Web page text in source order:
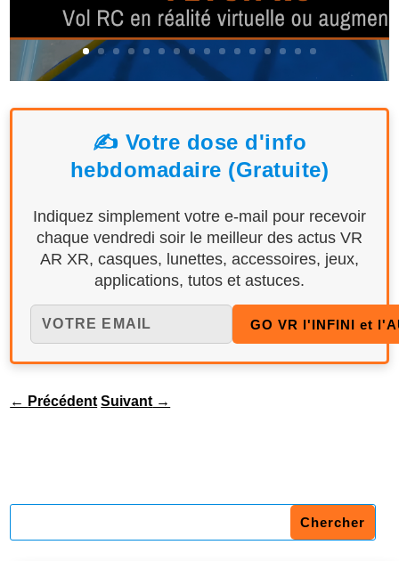
✍️ Votre dose d'info
hebdomadaire (Gratuite)
Indiquez simplement votre e-mail pour recevoir
chaque vendredi soir le meilleur des actus VR
AR XR, casques, lunettes, accessoires, jeux,
applications, tutos et astuces.
← Précédent Suivant →